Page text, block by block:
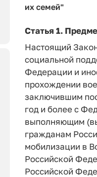
их семей"
Статья 1.
Настоящий
социальной
Федерации и
прохождении
заключившим
год и более с
выполняющим
гражданам
мобилизации в
Российской
Российской